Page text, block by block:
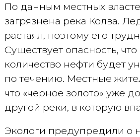
По данным местных
загрязнена река Колва.
растаял, поэтому его
Существует опасность,
количество нефти будет
по течению. Местные
что «черное золото» уже
другой реки, в которую
Экологи предупредили о